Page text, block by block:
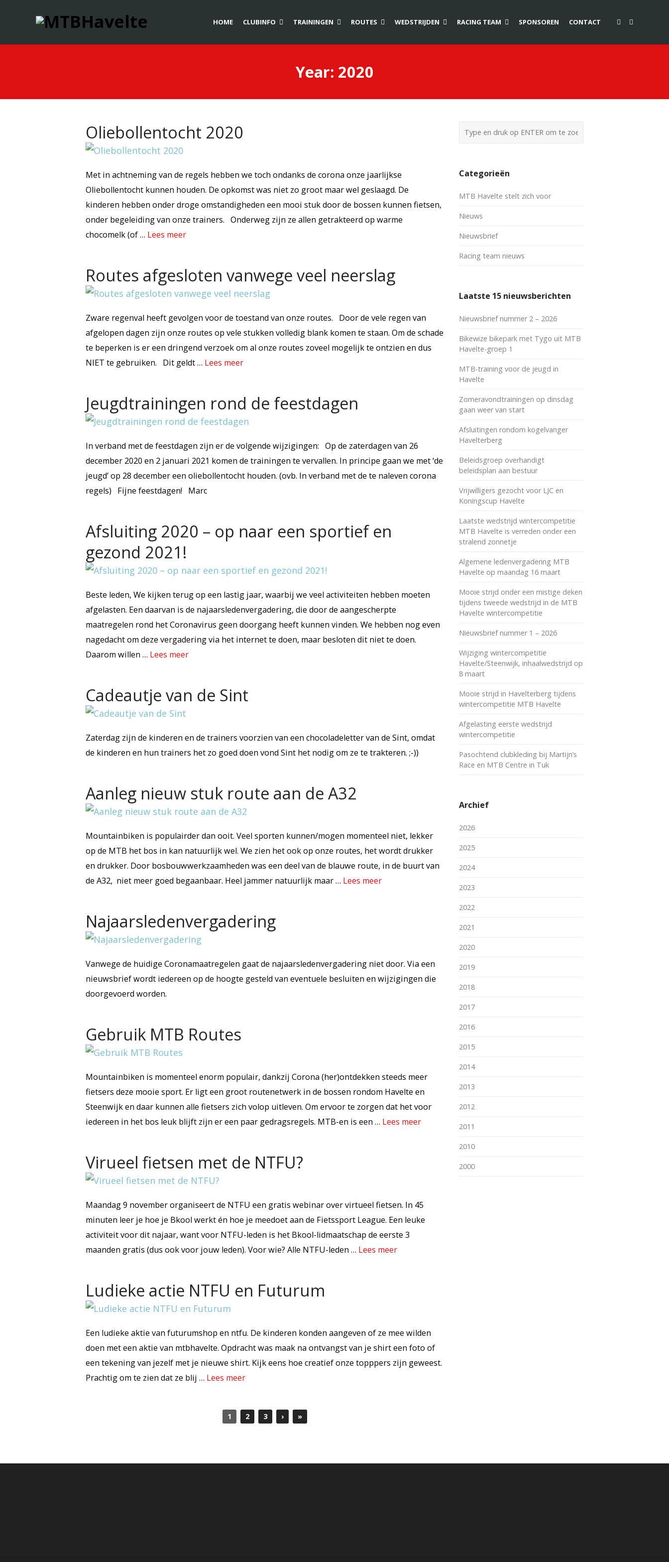
HOME CLUBINFO TRAININGEN ROUTES WEDSTRIJDEN RACING TEAM SPONSOREN CONTACT
Year: 2020
Oliebollentocht 2020
Met in achtneming van de regels hebben we toch ondanks de corona onze jaarlijkse
Oliebollentocht kunnen houden. De opkomst was niet zo groot maar wel geslaagd. De
kinderen hebben onder droge omstandigheden een mooi stuk door de bossen kunnen fietsen,
onder begeleiding van onze trainers. Onderweg zijn ze allen getrakteerd op warme
chocomelk (of … Lees meer
Routes afgesloten vanwege veel neerslag
Zware regenval heeft gevolgen voor de toestand van onze routes. Door de vele regen van
afgelopen dagen zijn onze routes op vele stukken volledig blank komen te staan. Om de schade
te beperken is er een dringend verzoek om al onze routes zoveel mogelijk te ontzien en dus
NIET te gebruiken. Dit geldt … Lees meer
Jeugdtrainingen rond de feestdagen
In verband met de feestdagen zijn er de volgende wijzigingen: Op de zaterdagen van 26
december 2020 en 2 januari 2021 komen de trainingen te vervallen. In principe gaan we met ‘de
jeugd’ op 28 december een oliebollentocht houden. (ovb. In verband met de te naleven corona
regels) Fijne feestdagen! Marc
Afsluiting 2020 – op naar een sportief en
gezond 2021!
Beste leden, We kijken terug op een lastig jaar, waarbij we veel activiteiten hebben moeten
afgelasten. Een daarvan is de najaarsledenvergadering, die door de aangescherpte
maatregelen rond het Coronavirus geen doorgang heeft kunnen vinden. We hebben nog even
nagedacht om deze vergadering via het internet te doen, maar besloten dit niet te doen.
Daarom willen … Lees meer
Cadeautje van de Sint
Zaterdag zijn de kinderen en de trainers voorzien van een chocoladeletter van de Sint, omdat
de kinderen en hun trainers het zo goed doen vond Sint het nodig om ze te trakteren. ;-))
Aanleg nieuw stuk route aan de A32
Mountainbiken is populairder dan ooit. Veel sporten kunnen/mogen momenteel niet, lekker
op de MTB het bos in kan natuurlijk wel. We zien het ook op onze routes, het wordt drukker
en drukker. Door bosbouwwerkzaamheden was een deel van de blauwe route, in de buurt van
de A32, niet meer goed begaanbaar. Heel jammer natuurlijk maar … Lees meer
Najaarsledenvergadering
Vanwege de huidige Coronamaatregelen gaat de najaarsledenvergadering niet door. Via een
nieuwsbrief wordt iedereen op de hoogte gesteld van eventuele besluiten en wijzigingen die
doorgevoerd worden.
Gebruik MTB Routes
Mountainbiken is momenteel enorm populair, dankzij Corona (her)ontdekken steeds meer
fietsers deze mooie sport. Er ligt een groot routenetwerk in de bossen rondom Havelte en
Steenwijk en daar kunnen alle fietsers zich volop uitleven. Om ervoor te zorgen dat het voor
iedereen in het bos leuk blijft zijn er een paar gedragsregels. MTB-en is een … Lees meer
Virueel fietsen met de NTFU?
Maandag 9 november organiseert de NTFU een gratis webinar over virtueel fietsen. In 45
minuten leer je hoe je Bkool werkt én hoe je meedoet aan de Fietssport League. Een leuke
activiteit voor dit najaar, want voor NTFU-leden is het Bkool-lidmaatschap de eerste 3
maanden gratis (dus ook voor jouw leden). Voor wie? Alle NTFU-leden … Lees meer
Ludieke actie NTFU en Futurum
Een ludieke aktie van futurumshop en ntfu. De kinderen konden aangeven of ze mee wilden
doen met een aktie van mtbhavelte. Opdracht was maak na ontvangst van je shirt een foto of
een tekening van jezelf met je nieuwe shirt. Kijk eens hoe creatief onze topppers zijn geweest.
Prachtig om te zien dat ze blij … Lees meer
1 2 3 › »
Categorieën
MTB Havelte stelt zich voor
Nieuws
Nieuwsbrief
Racing team nieuws
Laatste 15 nieuwsberichten
Nieuwsbrief nummer 2 – 2026
Bikewize bikepark met Tygo uit MTB
Havelte-groep 1
MTB-training voor de jeugd in
Havelte
Zomeravondtrainingen op dinsdag
gaan weer van start
Afsluitingen rondom kogelvanger
Havelterberg
Beleidsgroep overhandigt
beleidsplan aan bestuur
Vrijwilligers gezocht voor LJC en
Koningscup Havelte
Laatste wedstrijd wintercompetitie
MTB Havelte is verreden onder een
stralend zonnetje
Algemene ledenvergadering MTB
Havelte op maandag 16 maart
Mooie strijd onder een mistige deken
tijdens tweede wedstrijd in de MTB
Havelte wintercompetitie
Nieuwsbrief nummer 1 – 2026
Wijziging wintercompetitie
Havelte/Steenwijk, inhaalwedstrijd op
8 maart
Mooie strijd in Havelterberg tijdens
wintercompetitie MTB Havelte
Afgelasting eerste wedstrijd
wintercompetitie
Pasochtend clubkleding bij Martijn’s
Race en MTB Centre in Tuk
Archief
2026
2025
2024
2023
2022
2021
2020
2019
2018
2017
2016
2015
2014
2013
2012
2011
2010
2000